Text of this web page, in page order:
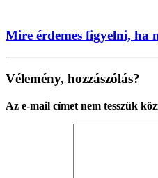
Mire érdemes figyelni, ha
Vélemény, hozzászólás?
Az e-mail címet nem tesszük